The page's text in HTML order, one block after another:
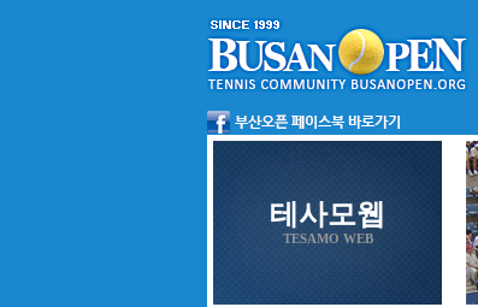
테사모웹
TESAMO WEB